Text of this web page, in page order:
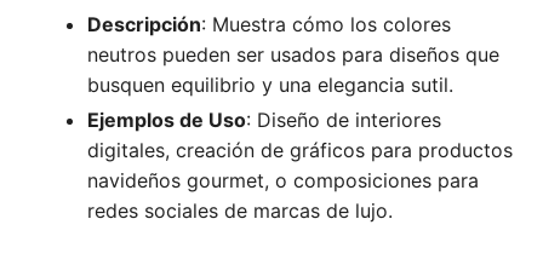
Descripción: Muestra cómo los colores
neutros pueden ser usados para diseños que
busquen equilibrio y una elegancia sutil.
Ejemplos de Uso: Diseño de interiores
digitales, creación de gráficos para productos
navideños gourmet, o composiciones para
redes sociales de marcas de lujo.